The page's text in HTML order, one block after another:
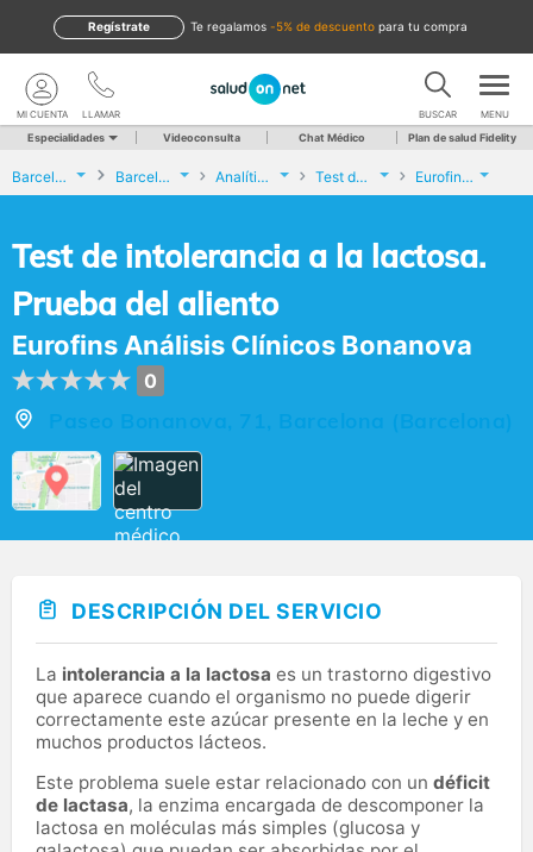
te regalamos -5% de descuento para tu compra
Regístrate
LLAMAR
MI CUENTA BUSCAR MENU
Especialidades Videoconsulta Chat Médico Plan de salud Fidelity
Barcelona Barcelona Analíticas y Genética Test de intolerancia a la lactosa. Prueba del aliento Eurofins Análisis Clínicos Bonanova
Test de intolerancia a la lactosa.
Prueba del aliento
Eurofins Análisis Clínicos Bonanova
0
Paseo Bonanova, 71, Barcelona (Barcelona)
DESCRIPCIÓN DEL SERVICIO
La intolerancia a la lactosa es un trastorno digestivo
que aparece cuando el organismo no puede digerir
correctamente este azúcar presente en la leche y en
muchos productos lácteos.
Este problema suele estar relacionado con un déficit
de lactasa, la enzima encargada de descomponer la
lactosa en moléculas más simples (glucosa y